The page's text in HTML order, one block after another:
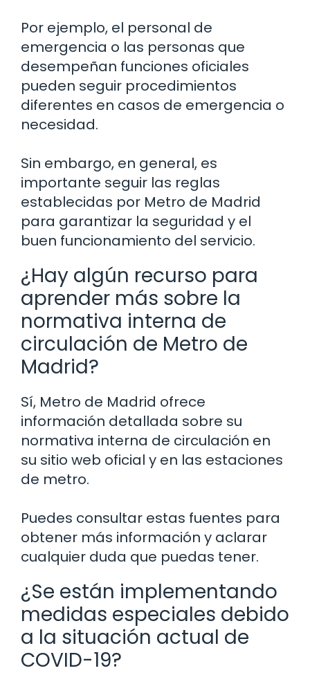
Por ejemplo, el personal de
emergencia o las personas que
desempeñan funciones oficiales
pueden seguir procedimientos
diferentes en casos de emergencia o
necesidad.
Sin embargo, en general, es
importante seguir las reglas
establecidas por Metro de Madrid
para garantizar la seguridad y el
buen funcionamiento del servicio.
¿Hay algún recurso para
aprender más sobre la
normativa interna de
circulación de Metro de
Madrid?
Sí, Metro de Madrid ofrece
información detallada sobre su
normativa interna de circulación en
su sitio web oficial y en las estaciones
de metro.
Puedes consultar estas fuentes para
obtener más información y aclarar
cualquier duda que puedas tener.
¿Se están implementando
medidas especiales debido
a la situación actual de
COVID-19?